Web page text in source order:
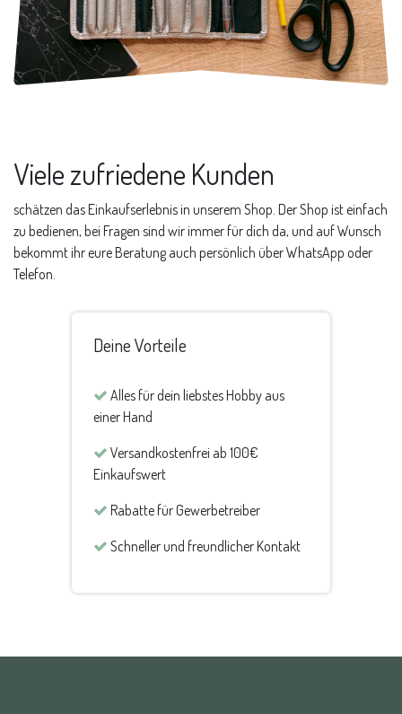
Viele zufriedene Kunden
schätzen das Einkaufserlebnis in unserem Shop. Der Shop ist einfach
zu bedienen, bei Fragen sind wir immer für dich da, und auf Wunsch
bekommt ihr eure Beratung auch persönlich über WhatsApp oder
Telefon.
Deine Vorteile
Alles für dein liebstes Hobby aus
einer Hand
Versandkostenfrei ab 100€
Einkaufswert
Rabatte für Gewerbetreiber
Schneller und freundlicher Kontakt